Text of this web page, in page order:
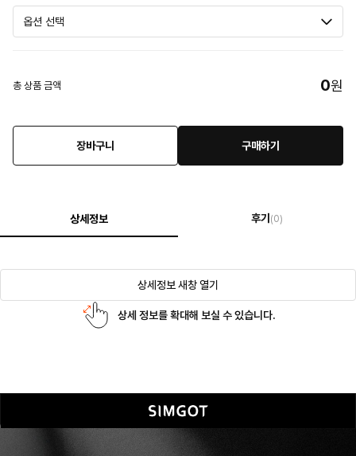
총 상품 금액 0원
장바구니 구매하기
상세정보 후기 (0)
상세정보 새창 열기
상세 정보를 확대해 보실 수 있습니다.